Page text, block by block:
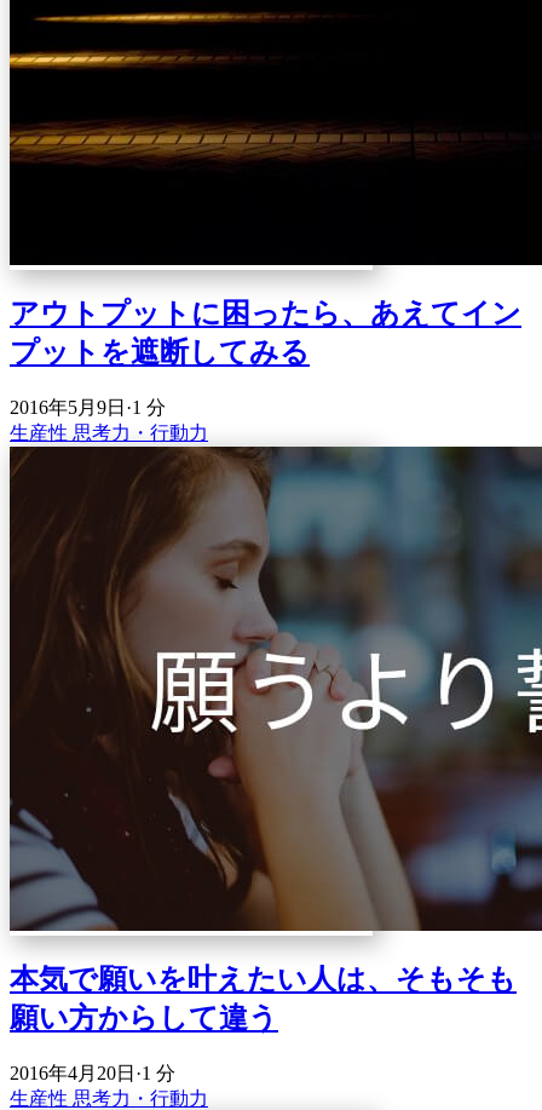
アウトプットに困ったら、あえてイン
プットを遮断してみる
2016年5月9日 ·1 分
生産性 思考力・行動力
本気で願いを叶えたい人は、そもそも
願い方からして違う
2016年4月20日 ·1 分
生産性 思考力・行動力